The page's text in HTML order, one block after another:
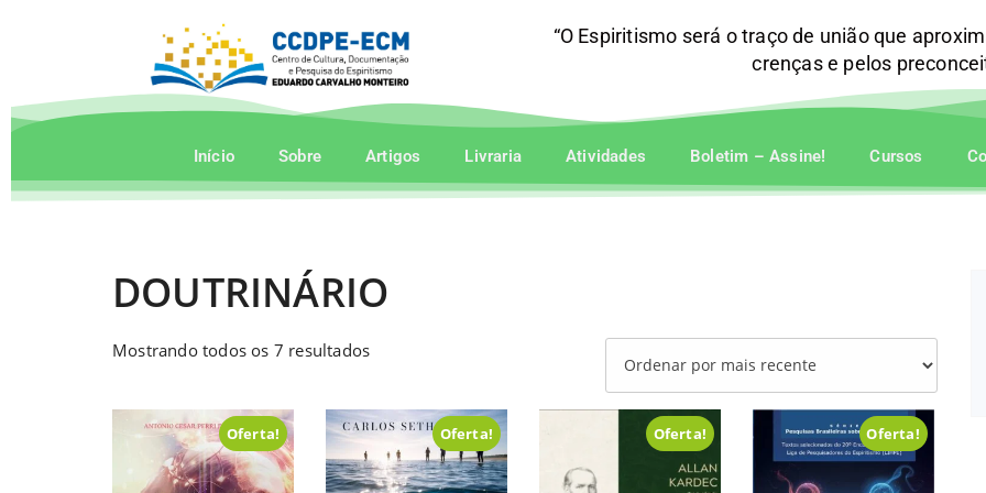
“O Espiritismo será o traço de união que
crenças e pelos
Início Sobre Artigos Livraria Atividades Boletim – Assine! Cursos
DOUTRINÁRIO
Mostrando todos os 7 resultados
Oferta! Oferta! Oferta! Oferta!